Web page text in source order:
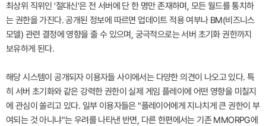
최상위 직위인 '절대신'은 전 서버에 단 한 명만 존재하며, 모든 월드를 통치하
는 권한을 가진다. 공개된 정보에 따르면 업데이트 적용 여부나 BM(비즈니스
모델) 관련 결정에 영향을 줄 수 있으며, 궁극적으로는 서버 초기화 권한까지
보유하게 된다.
해당 시스템이 공개되자 이용자들 사이에서는 다양한 의견이 나오고 있다. 특
히 서버 초기화와 같은 강력한 권한이 실제 게임 플레이에 어떤 영향을 미칠지
에 관심이 쏠리고 있다. 일부 이용자들은 "플레이어에게 지나치게 큰 권한이 부
여되는 것 아니냐"는 우려를 나타낸 반면, 다른 한편에서는 기존 MMORPG에